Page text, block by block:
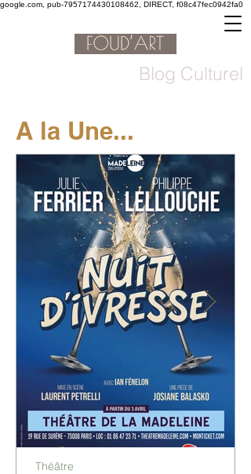
google.com, pub-7957174430108462, DIRECT, f08c47fec0942fa0
Blog Culturel
A la Une...
Théâtre